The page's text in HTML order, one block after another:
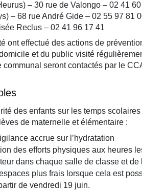
– 30 rue de Valongo – 02 41
– 68 rue André Gide – 02 55 97 81
Reclus – 02 41 96 17 41
ont effectué des actions de
et du public visité
communal seront contactés par le
des enfants sur les temps
de maternelle et élémentaire :
accrue sur l’hydratation
des efforts physiques aux heures
dans chaque salle de classe et
plus frais lorsque cela est
de vendredi 19 juin.